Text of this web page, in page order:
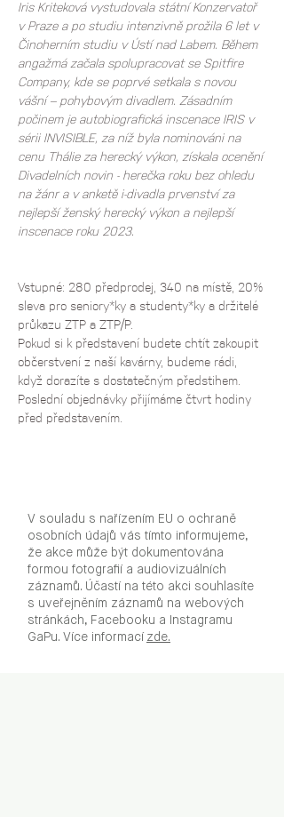
Iris Kriteková vystudovala státní Konzervatoř
v Praze a po studiu intenzivně prožila 6 let v
Činoherním studiu v Ústí nad Labem. Během
angažmá začala spolupracovat se Spitfire
Company, kde se poprvé setkala s novou
vášní – pohybovým divadlem. Zásadním
počinem je autobiografická inscenace IRIS v
sérii INVISIBLE, za níž byla nominováni na
cenu Thálie za herecký výkon, získala ocenění
Divadelních novin - herečka roku bez ohledu
na žánr a v anketě i-divadla prvenství za
nejlepší ženský herecký výkon a nejlepší
inscenace roku 2023.
Vstupné: 280 předprodej, 340 na místě, 20%
sleva pro seniory*ky a studenty*ky a držitelé
průkazu ZTP a ZTP/P.
Pokud si k představení budete chtít zakoupit
občerstvení z naší kavárny, budeme rádi,
když dorazíte s dostatečným předstihem.
Poslední objednávky přijímáme čtvrt hodiny
před představením.
V souladu s nařízením EU o ochraně
osobních údajů vás tímto informujeme,
že akce může být dokumentována
formou fotografií a audiovizuálních
záznamů. Účastí na této akci souhlasíte
s uveřejněním záznamů na webových
stránkách, Facebooku a Instagramu
GaPu. Více informací zde.